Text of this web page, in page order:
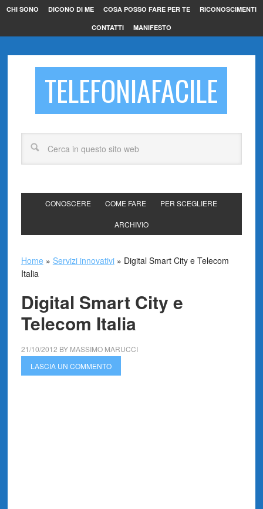
CHI SONO DICONO DI ME COSA POSSO FARE PER TE RICONOSCIMENTI
CONTATTI MANIFESTO
TELEFONIAFACILE
CONOSCERE COME FARE PER SCEGLIERE
ARCHIVIO
Home » Servizi innovativi» Digital Smart City e Telecom
Italia
Digital Smart City e
Telecom Italia
21/10/2012 BY MASSIMO MARUCCI
LASCIA UN COMMENTO